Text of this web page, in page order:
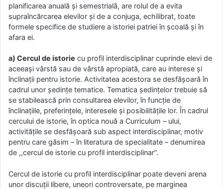
planificarea anuală şi semestrială, are rolul de a evita
supraîncărcarea elevilor şi de a conjuga, echilibrat, toate
formele specifice de studiere a istoriei patriei în şcoală şi în
afara ei.
a) Cercul de istorie cu profil interdisciplinar cuprinde elevi de
aceeaşi vârstă sau de vârstă apropiată, care au interese şi
înclinaţii pentru istorie. Activitatea acestora se desfăşoară în
cadrul unor şedinţe tematice. Tematica şedinţelor trebuie să
se stabilească prin consultarea elevilor, în funcţie de
înclinaţiile, preferinţele, interesele şi posibilităţile lor. În cadrul
cercului de istorie, în optica nouă a Curriculum – ului,
activităţile se desfăşoară sub aspect interdisciplinar, motiv
pentru care găsim – în literatura de specialitate – denumirea
de ,,cercul de istorie cu profil interdisciplinar”.
Cercul de istorie cu profil interdisciplinar poate deveni arena
unor discuţii libere, uneori controversate, pe marginea